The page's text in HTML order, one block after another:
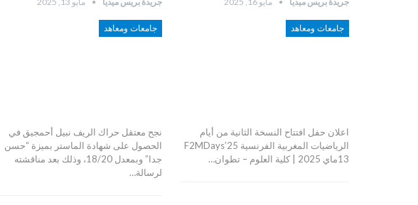
جامعات ومعاهد
اعلان حفل افتتاح النسخة الثانية من أيام
الرياضيات المغربية الفرنسية F2MDays’25
13ماي 2025 | كلية العلوم – تطوان…
جامعات ومعاهد
نجح معتقل حراك الريف نبيل أحمجيق في
الحصول على شهادة الماستر بميزة “حسن
جدا” وبمعدل 18/20، وذلك بعد مناقشته
لرسالة…